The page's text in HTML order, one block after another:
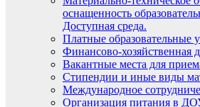
оснащенность
Доступная среда.
Платные образовательные
Финансово-хозяйственная
Вакантные места для
Стипендии и иные виды
Международное
Организация питания в